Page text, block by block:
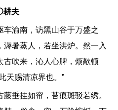
耕夫
车渝南，访黑山谷于万盛之
暑蒸人，若坐洪炉。然一入
古吹来，沁人心脾，烦歊顿
天赐清凉界也。”
垂挂如帘，苔痕斑驳若绣。